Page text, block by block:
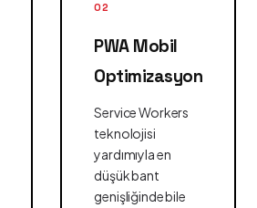
02
PWA Mobil
Optimizasyon
Service Workers
teknolojisi
yardımıyla en
düşük bant
genişliğinde bile